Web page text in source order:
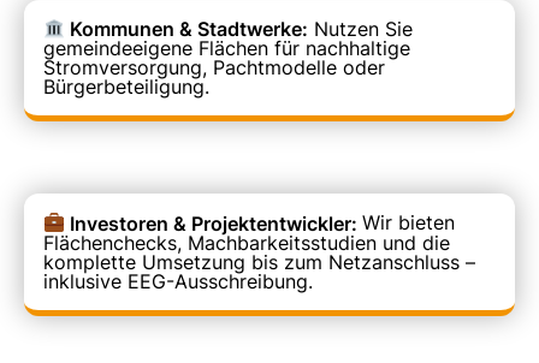
Kommunen & Stadtwerke: Nutzen Sie
gemeindeeigene Flächen für nachhaltige
Stromversorgung, Pachtmodelle oder
Bürgerbeteiligung.
Investoren & Projektentwickler:Wir bieten
Flächenchecks, Machbarkeitsstudien und die
komplette Umsetzung bis zum Netzanschluss –
inklusive EEG-Ausschreibung.